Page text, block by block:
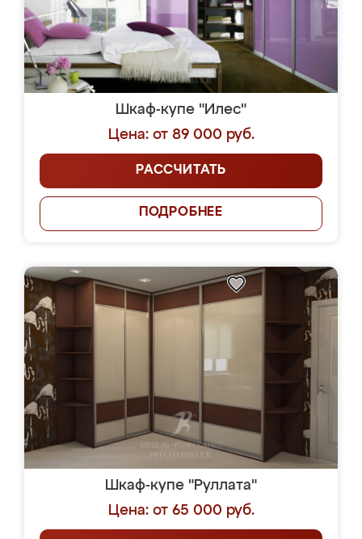
Шкаф-купе "Илес"
Цена: от 89 000 руб.
РАССЧИТАТЬ
ПОДРОБНЕЕ
Шкаф-купе "Руллата"
Цена: от 65 000 руб.